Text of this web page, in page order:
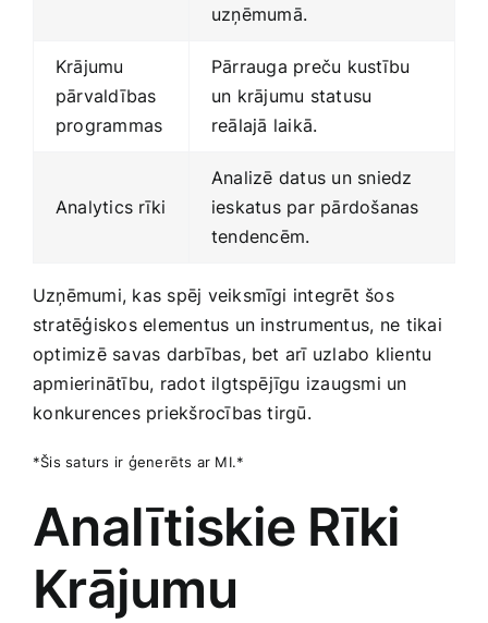
‍uzņēmumā.
Krājumu
pārvaldības
programmas
Pārrauga preču kustību
un krājumu statusu
reālajā laikā.
Analytics rīki
Analizē datus ​un sniedz
ieskatus par pārdošanas
tendencēm.
Uzņēmumi,‍ kas spēj veiksmīgi integrēt šos
stratēģiskos elementus un instrumentus,⁣ ne tikai
optimizē savas darbības, bet arī uzlabo ​klientu
apmierinātību, ​radot ilgtspējīgu izaugsmi un
⁢konkurences priekšrocības tirgū.
*Šis saturs ir ģenerēts ar MI.*
Analītiskie Rīki
Krājumu